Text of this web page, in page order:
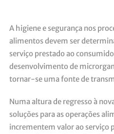
A higiene e segurança nos
alimentos devem ser
serviço prestado ao
desenvolvimento de
tornar-se uma fonte de
Numa altura de regresso à
soluções para as operações
incrementem valor ao serviço